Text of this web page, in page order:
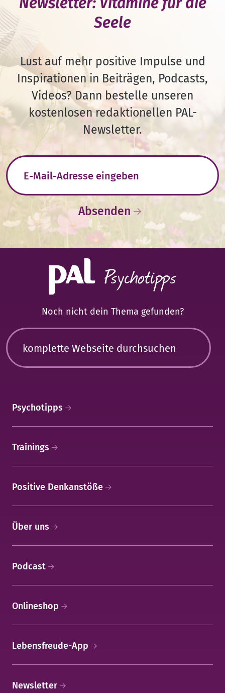
Seele
Lust auf mehr positive Impulse und
Inspirationen in Beiträgen, Podcasts,
Videos? Dann bestelle unseren
kostenlosen redaktionellen PAL-
Newsletter.
E-Mail-Adresse
Absenden
Noch nicht dein Thema gefunden?
Psychotipps
Trainings
Positive Denkanstöße
Über uns
Podcast
Onlineshop
Lebensfreude-App
Newsletter